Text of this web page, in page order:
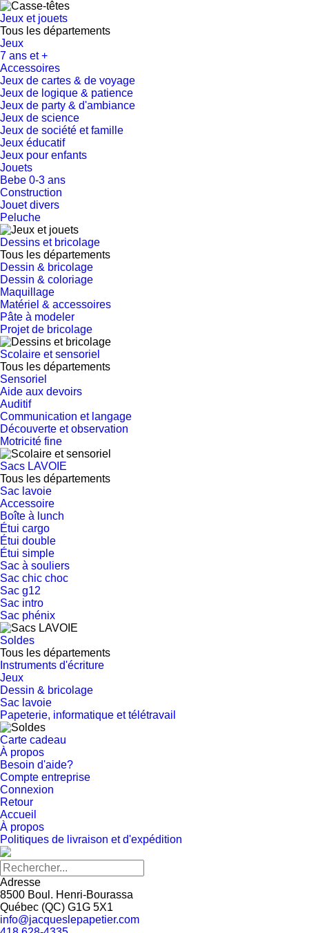
Jeux et jouets
Tous les départements
Jeux
7 ans et +
Accessoires
Jeux de cartes & de voyage
Jeux de logique & patience
Jeux de party & d'ambiance
Jeux de science
Jeux de société et famille
Jeux éducatif
Jeux pour enfants
Jouets
Bebe 0-3 ans
Construction
Jouet divers
Peluche
Dessins et bricolage
Tous les départements
Dessin & bricolage
Dessin & coloriage
Maquillage
Matériel & accessoires
Pâte à modeler
Projet de bricolage
Scolaire et sensoriel
Tous les départements
Sensoriel
Aide aux devoirs
Auditif
Communication et langage
Découverte et observation
Motricité fine
Sacs LAVOIE
Tous les départements
Sac lavoie
Accessoire
Boîte à lunch
Étui cargo
Étui double
Étui simple
Sac à souliers
Sac chic choc
Sac g12
Sac intro
Sac phénix
Soldes
Tous les départements
Instruments d'écriture
Jeux
Dessin & bricolage
Sac lavoie
Papeterie, informatique et télétravail
Carte cadeau
À propos
Besoin d'aide?
Compte entreprise
Connexion
Retour
Accueil
À propos
Politiques de livraison et d'expédition
Adresse
8500 Boul. Henri-Bourassa
Québec (QC) G1G 5X1
info@jacqueslepapetier.com